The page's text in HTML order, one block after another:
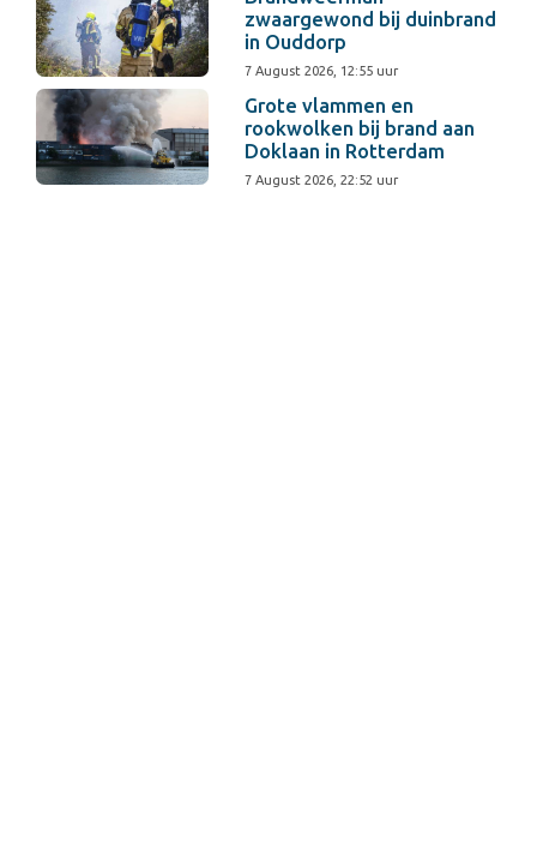
zwaargewond bij duinbrand
in Ouddorp
7 August 2026, 12:55 uur
Grote vlammen en
rookwolken bij brand aan
Doklaan in Rotterdam
7 August 2026, 22:52 uur